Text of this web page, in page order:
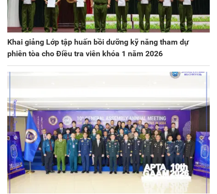
Khai giảng Lớp tập huấn bồi dưỡng kỹ năng tham dự
phiên tòa cho Điều tra viên khóa 1 năm 2026